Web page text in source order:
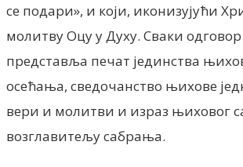
се подари», и који, иконизујући
молитву Оцу у Духу. Сваки
представља печат јединства
осећања, сведочанство њихове
вери и молитви и израз њиховог
возглавитељу сабрања.